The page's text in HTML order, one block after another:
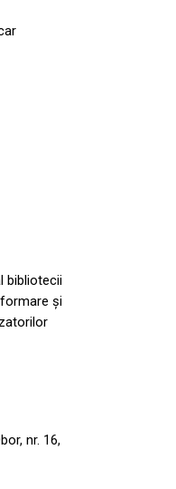
bibliotecii
și
nr. 16,